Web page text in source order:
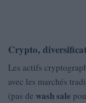
Crypto,
Les actifs
avec les marchés
(pas de wash sale